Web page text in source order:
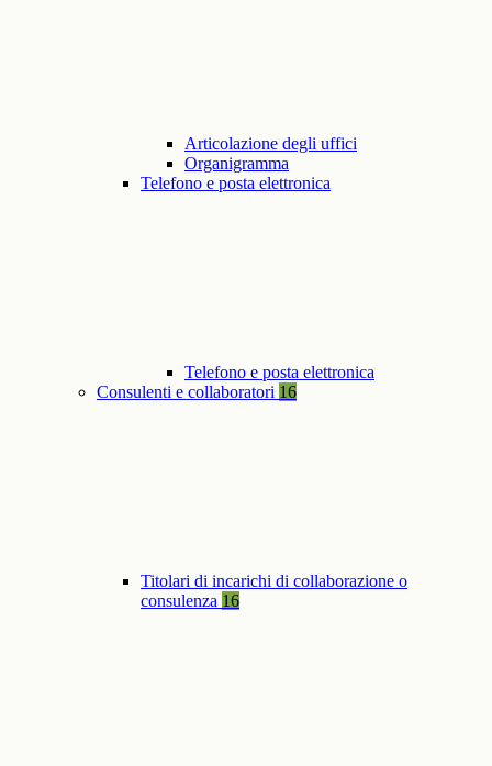
Articolazione degli uffici
Organigramma
Telefono e posta elettronica
Telefono e posta elettronica
Consulenti e collaboratori 16
Titolari di incarichi di collaborazione o
consulenza 16